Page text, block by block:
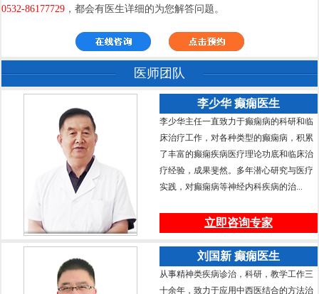
0532-86177729 ，都会有医生详细的为您解答问题。
医师团队
李少华 癫痫医生
李少华主任一直致力于癫痫病的科研和临
床治疗工作，对各种类型的癫痫病，积累
了丰富的癫痫疾病医疗理论功底和临床治
疗经验，成果斐然。多年潜心研究与医疗
实践，对癫痫病等神经内科疾病的治...
立即咨询专家
刘国新 癫痫医生
从事精神类疾病诊治，科研，教学工作三
十余年，致力于应用中西医结合的方法治